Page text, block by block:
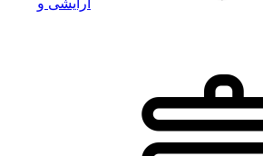
آرایشی و